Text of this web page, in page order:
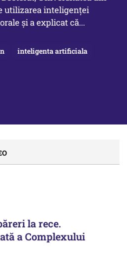
utilizarea inteligenței
și a explicat că...
inteligenta artificiala
la rece.
a Complexului